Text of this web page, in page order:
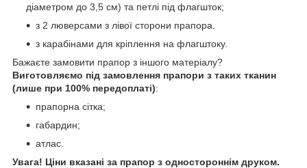
діаметром до 3,5 см) та петлі під флагшток;
з 2 люверсами з лівої сторони прапора.
з карабінами для кріплення на флагштоку.
Бажаєте замовити прапор з іншого матеріалу?
Виготовляємо під замовлення прапори з таких тканин
(лише при 100% передоплаті):
прапорна сітка;
габардин;
атлас.
Увага! Ціни вказані за прапор з одностороннім друком.